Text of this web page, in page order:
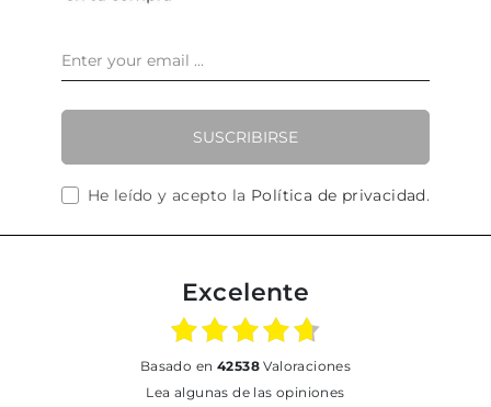
SUSCRIBIRSE
He leído y acepto la Política de privacidad.
Excelente
basado en 42538Valoraciones
Lea algunas de las opiniones